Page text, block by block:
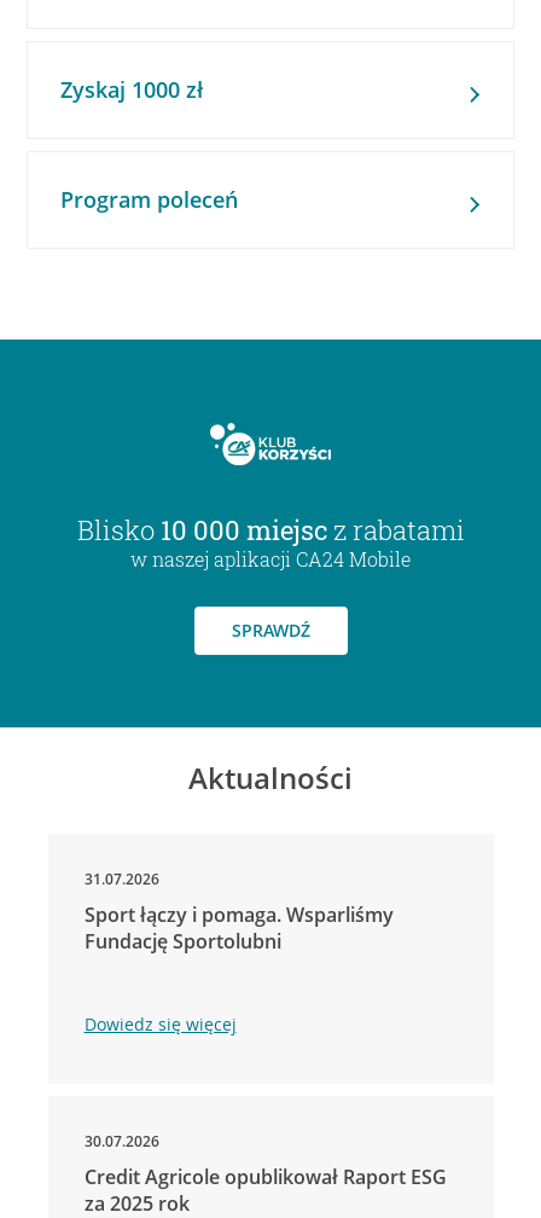
Zyskaj 1000 zł
Program poleceń
Blisko 10 000 miejsc z rabatami
w naszej aplikacji CA24 Mobile
SPRAWDŹ
Aktualności
31.07.2026
Sport łączy i pomaga. Wsparliśmy
Fundację Sportolubni
Dowiedz się więcej
30.07.2026
Credit Agricole opublikował Raport ESG
za 2025 rok